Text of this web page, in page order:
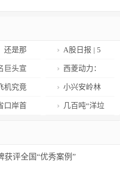
还是那 A股日报 | 5
月29日沪指收
涨0.28%，两
市成交额达
巨头宣
！很多
西菱动力：
承接了包括
C919机头机身
用航空器的生
机究竟
哪儿？
小兴安岭林
海撑开“致富
口岸首
在烟台
几百吨“洋垃
获评全国“优秀案例”